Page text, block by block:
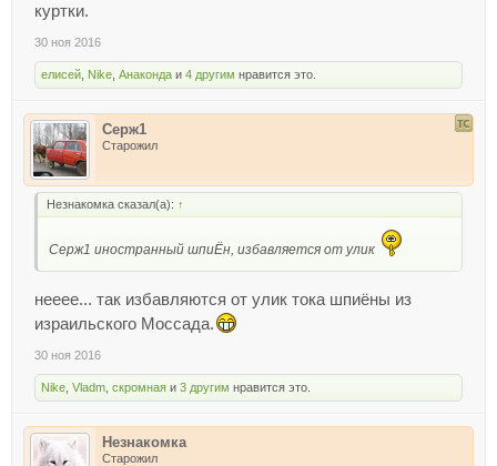
куртки.
30 ноя 2016
елисей Nike Анаконда и 4 другим нравится это.
Серж1
Старожил
Незнакомка сказал(а): ↑
Серж1 иностранный шпиЁн, избавляется от улик
нееее... так избавляются от улик тока шпиёны из
израильского Моссада.
30 ноя 2016
Nike Vladm скромная и 3 другим нравится это.
Незнакомка
Старожил